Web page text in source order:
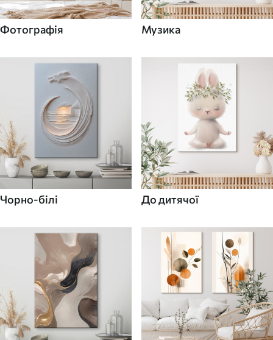
Фотографія Музика
Чорно-білі До дитячої